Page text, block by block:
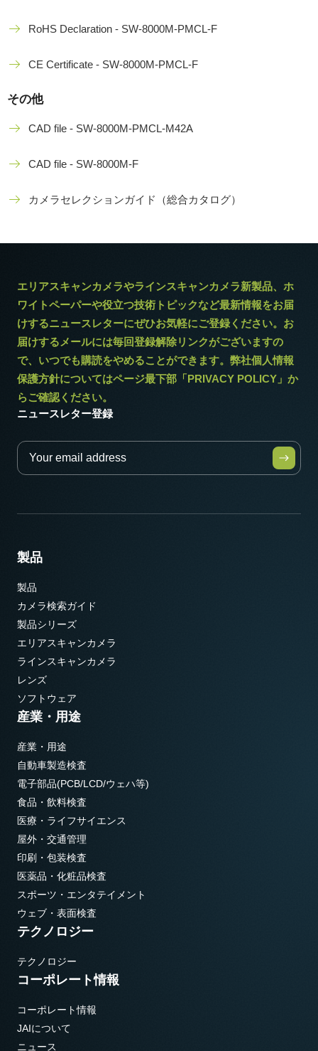
RoHS Declaration - SW-8000M-PMCL-F
CE Certificate - SW-8000M-PMCL-F
その他
CAD file - SW-8000M-PMCL-M42A
CAD file - SW-8000M-F
カメラセレクションガイド（総合カタログ）
エリアスキャンカメラやラインスキャンカメラ新製品、ホ
ワイトペーパーや役立つ技術トピックなど最新情報をお届
けするニュースレターにぜひお気軽にご登録ください。お
届けするメールには毎回登録解除リンクがございますの
で、いつでも購読をやめることができます。弊社個人情報
保護方針についてはページ最下部「PRIVACY POLICY」か
らご確認ください。
ニュースレター登録
製品
製品
カメラ検索ガイド
製品シリーズ
エリアスキャンカメラ
ラインスキャンカメラ
レンズ
ソフトウェア
産業・用途
産業・用途
自動車製造検査
電子部品(PCB/LCD/ウェハ等)
食品・飲料検査
医療・ライフサイエンス
屋外・交通管理
印刷・包装検査
医薬品・化粧品検査
スポーツ・エンタテイメント
ウェブ・表面検査
テクノロジー
テクノロジー
コーポレート情報
コーポレート情報
JAIについて
ニュース